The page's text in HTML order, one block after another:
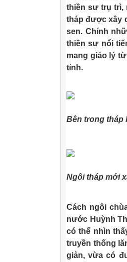
thiền sư trụ trì,
tháp được xây
sen. Chính
thiền sư nổi
mang giáo lý
tỉnh.
Bên trong tháp
Ngôi tháp mới
Cách ngôi
nước Huỳnh
có thể nhìn
truyền thống
giản, vừa có